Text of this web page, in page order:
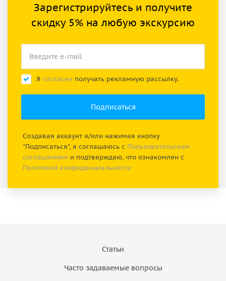
Зарегистрируйтесь и получите
скидку 5% на любую экскурсию
Я согласен получать рекламную рассылку.
Создавая аккаунт и/или нажимая кнопку
"Подписаться", я соглашаюсь с Пользовательским
соглашением и подтверждаю, что ознакомлен с
Политикой конфиденциальности
Статьи
Часто задаваемые вопросы